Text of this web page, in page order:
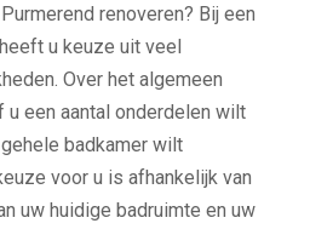
renoveren? Bij een
u keuze uit veel
Over het algemeen
een aantal onderdelen wilt
badkamer wilt
voor u is afhankelijk van
uw huidige badruimte en uw